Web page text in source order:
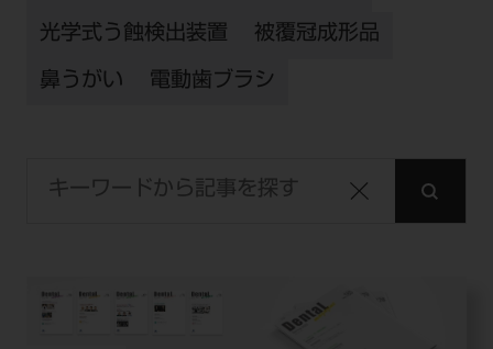
光学式う蝕検出装置 被覆冠成形品
鼻うがい 電動歯ブラシ